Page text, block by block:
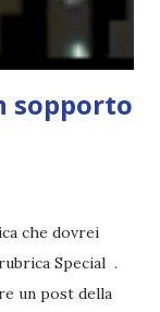
sopporto
che dovrei
Special .
un post della